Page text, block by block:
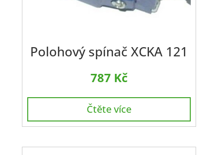
Polohový spínač XCKA 121
787 Kč
Čtěte více